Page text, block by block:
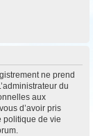
ne prend
du
aux
d’avoir pris
politique de vie